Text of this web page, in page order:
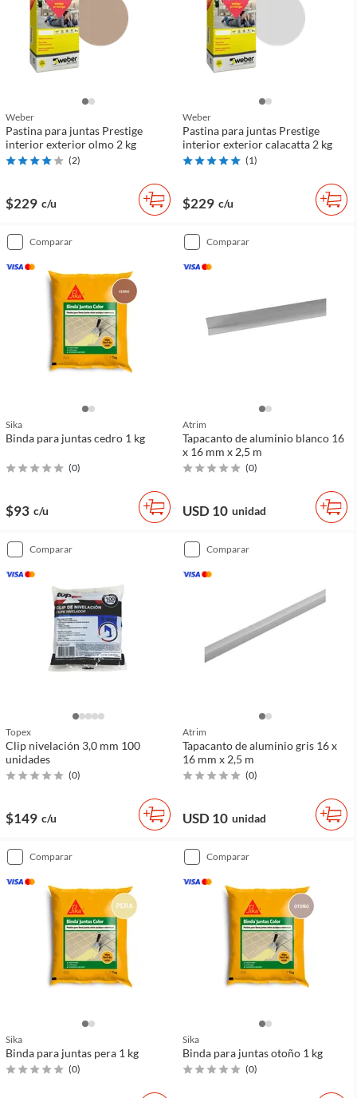
Weber
Pastina para juntas Prestige
interior exterior olmo 2 kg
(2)
$229 c/u
Weber
Pastina para juntas Prestige
interior exterior calacatta 2 kg
(1)
$229 c/u
comparar
Sika
Binda para juntas cedro 1 kg
(0)
$93 c/u
comparar
Atrim
Tapacanto de aluminio blanco 16
x 16 mm x 2,5 m
(0)
USD 10 unidad
comparar
Topex
Clip nivelación 3,0 mm 100
unidades
(0)
$149 c/u
comparar
Atrim
Tapacanto de aluminio gris 16 x
16 mm x 2,5 m
(0)
USD 10 unidad
comparar
Sika
Binda para juntas pera 1 kg
(0)
comparar
Sika
Binda para juntas otoño 1 kg
(0)